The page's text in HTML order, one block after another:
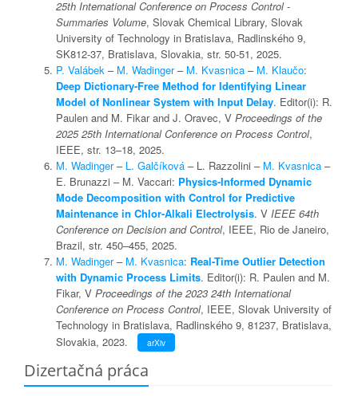
25th International Conference on Process Control -
Summaries Volume, Slovak Chemical Library, Slovak
University of Technology in Bratislava, Radlinského 9,
SK812-37, Bratislava, Slovakia, str. 50-51, 2025.
P. Valábek – M. Wadinger– M. Kvasnica – M. Klaučo:
Deep Dictionary-Free Method for Identifying Linear
Model of Nonlinear System with Input Delay. Editor(i): R.
Paulen and M. Fikar and J. Oravec, V Proceedings of the
2025 25th International Conference on Process Control,
IEEE, str. 13–18, 2025.
M. Wadinger– L. Galčíková – L. Razzolini – M. Kvasnica –
E. Brunazzi – M. Vaccari: Physics-Informed Dynamic
Mode Decomposition with Control for Predictive
Maintenance in Chlor-Alkali Electrolysis. V IEEE 64th
Conference on Decision and Control, IEEE, Rio de Janeiro,
Brazil, str. 450–455, 2025.
M. Wadinger– M. Kvasnica: Real-Time Outlier Detection
with Dynamic Process Limits. Editor(i): R. Paulen and M.
Fikar, V Proceedings of the 2023 24th International
Conference on Process Control, IEEE, Slovak University of
Technology in Bratislava, Radlinského 9, 81237, Bratislava,
Slovakia, 2023.
arXiv
Dizertačná práca